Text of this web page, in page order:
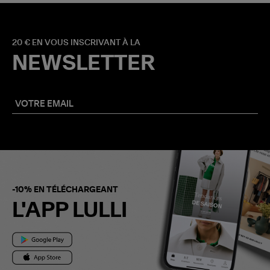
20 € EN VOUS INSCRIVANT À LA
NEWSLETTER
-10% EN TÉLÉCHARGEANT
L'APP LULLI